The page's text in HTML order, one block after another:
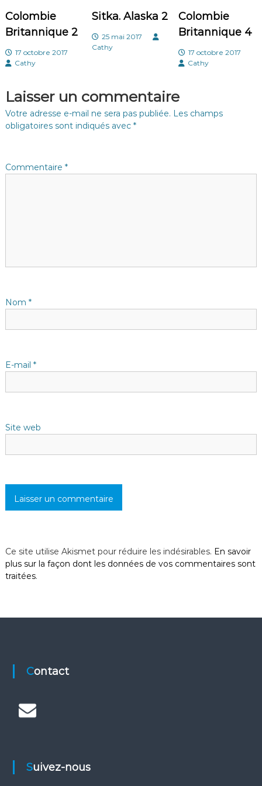
i
o
n
d
e
’
c
l
e
Colombie
Britannique 2
17 octobre 2017
Cathy
Sitka. Alaska 2
25 mai 2017
Cathy
Colombie
Britannique 4
17 octobre 2017
Cathy
Laisser un commentaire
Votre adresse e-mail ne sera pas publiée. Les champs
obligatoires sont indiqués avec *
Commentaire *
Nom *
E-mail *
Site web
Ce site utilise Akismet pour réduire les indésirables. En savoir
plus sur la façon dont les données de vos commentaires sont
traitées.
Contact
Suivez-nous